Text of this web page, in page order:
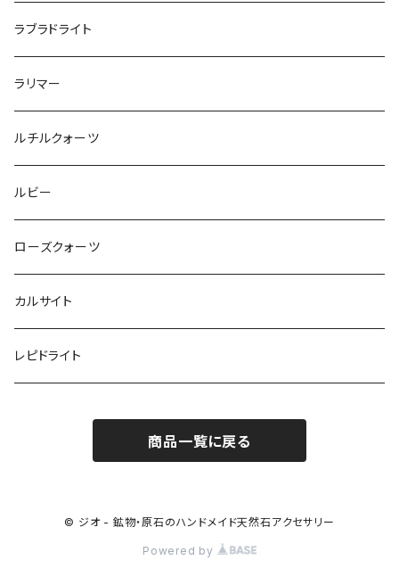
ラブラドライト
ラリマー
ルチルクォーツ
ルビー
ローズクォーツ
カルサイト
レピドライト
商品一覧に戻る
© ジオ - 鉱物・原石のハンドメイド天然石アクセサリー
Powered by